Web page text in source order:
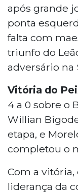
após grande
ponta
falta com
triunfo do
adversário na
Vitória do
4 a 0 sobre o
Willian
etapa, e
completou o
Com a
liderança da